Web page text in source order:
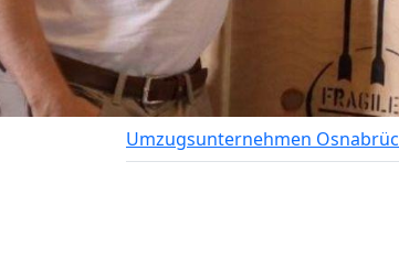
Umzugsunternehmen